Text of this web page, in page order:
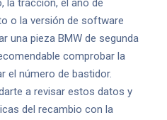
la tracción, el año de
o la versión de software
una pieza BMW de segunda
comprobar la
el número de bastidor.
a revisar estos datos y
del recambio con la